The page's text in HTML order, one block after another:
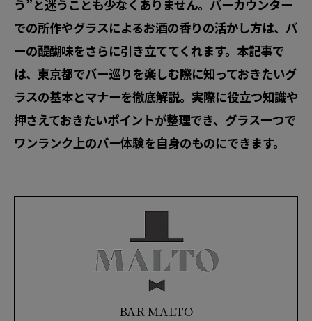
う”と迷うことも少なくありません。バーカウンター
での所作やグラスによるお酒の香りの活かし方は、バ
ーの醍醐味をさらに引き立ててくれます。本記事で
は、東京都でバー巡りを楽しむ際に知っておきたいグ
ラスの基本とマナーを徹底解説。実際に役立つ知識や
押さえておきたいポイントが整理でき、グラス一つで
ワンランク上のバー体験を自身のものにできます。
BAR MALTO